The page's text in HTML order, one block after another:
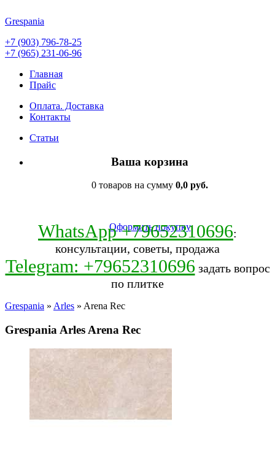
Grespania
+7 (903) 796-78-25
+7 (965) 231-06-96
Главная
Прайс
Оплата. Доставка
Контакты
Статьи
Ваша корзина
0 товаров на сумму 0,0 руб.
Оформить покупку
WhatsApp +79652310696:
консультации, советы, продажа
Telegram: +79652310696 задать вопрос
по плитке
Grespania » Arles » Arena Rec
Grespania Arles Arena Rec